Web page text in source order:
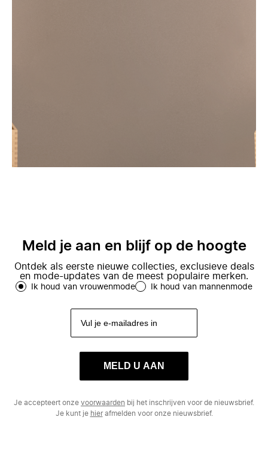
Meld je aan en blijf op de hoogte
Ontdek als eerste nieuwe collecties, exclusieve deals
en mode-updates van de meest populaire merken.
Ik houd van vrouwenmode Ik houd van mannenmode
MELD U AAN
Je accepteert onze voorwaarden bij het inschrijven voor de nieuwsbrief.
Je kunt je hierafmelden voor onze nieuwsbrief.